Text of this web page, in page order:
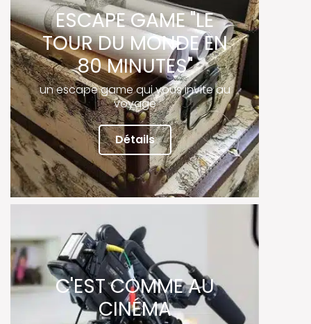
ESCAPE GAME "LE
TOUR DU MONDE EN
80 MINUTES"
un escape game qui vous invite au
voyage
Détails
C'EST COMME AU
CINÉMA